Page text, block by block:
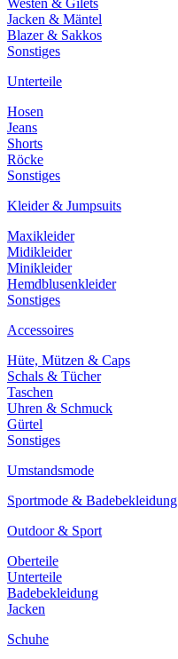
Westen & Gilets
Jacken & Mäntel
Blazer & Sakkos
Sonstiges
Unterteile
Hosen
Jeans
Shorts
Röcke
Sonstiges
Kleider & Jumpsuits
Maxikleider
Midikleider
Minikleider
Hemdblusenkleider
Sonstiges
Accessoires
Hüte, Mützen & Caps
Schals & Tücher
Taschen
Uhren & Schmuck
Gürtel
Sonstiges
Umstandsmode
Sportmode & Badebekleidung
Outdoor & Sport
Oberteile
Unterteile
Badebekleidung
Jacken
Schuhe